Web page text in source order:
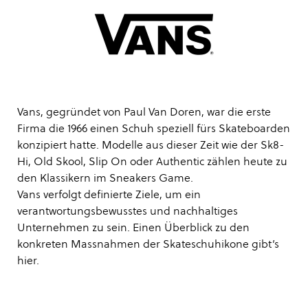
Vans, gegründet von Paul Van Doren, war die erste
Firma die 1966 einen Schuh speziell fürs Skateboarden
konzipiert hatte. Modelle aus dieser Zeit wie der Sk8-
Hi, Old Skool, Slip On oder Authentic zählen heute zu
den Klassikern im Sneakers Game.
Vans verfolgt definierte Ziele, um ein
verantwortungsbewusstes und nachhaltiges
Unternehmen zu sein. Einen Überblick zu den
konkreten Massnahmen der Skateschuhikone gibt’s
hier.